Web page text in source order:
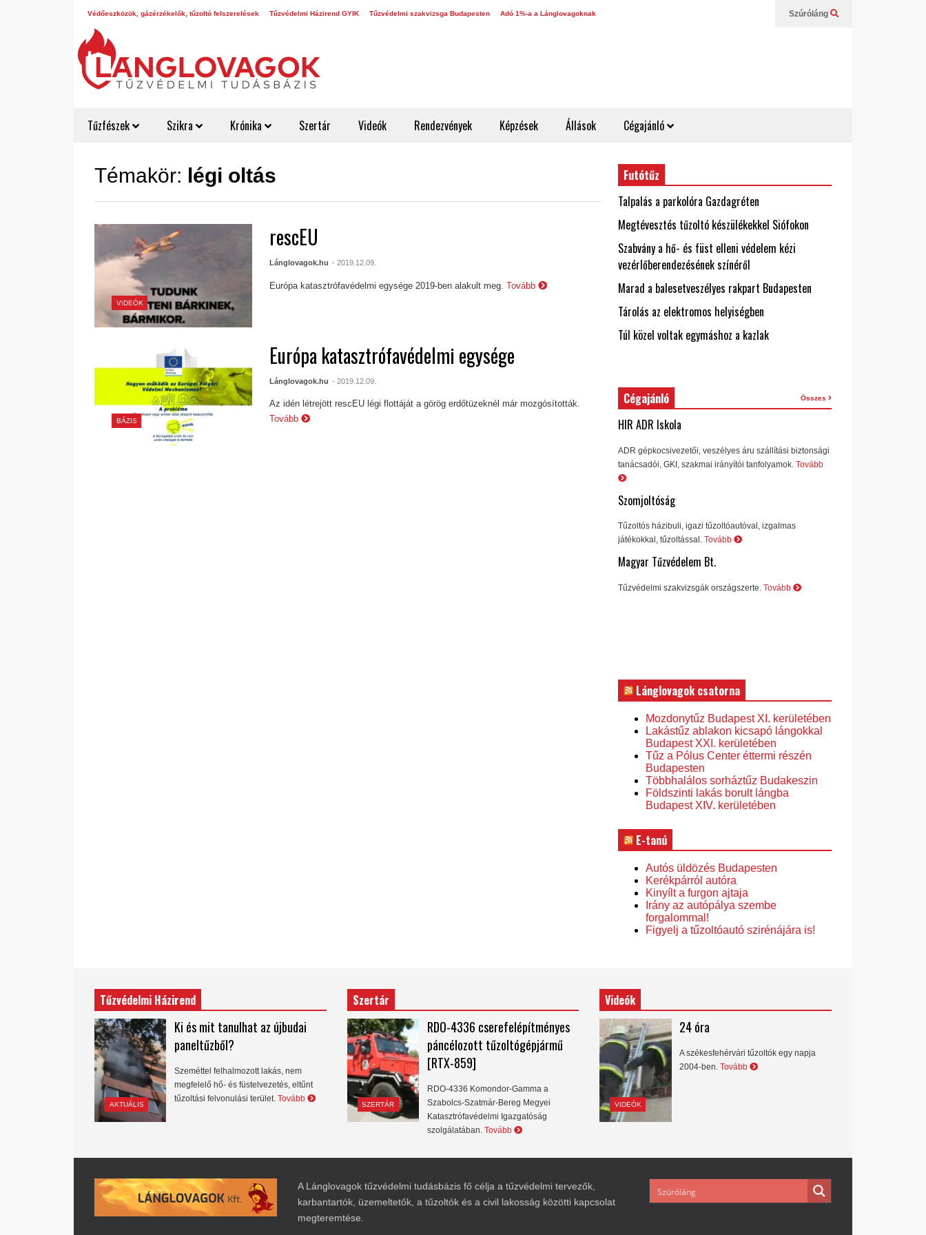
Védőeszközök, gázérzékelők, tűzoltó felszerelések Tűzvédelmi Házirend GYIK Tűzvédelmi szakvizsga Budapesten Adó 1%-a a Lánglovagoknak Szúróláng
Tűzfészek Szikra Krónika Szertár Videók Rendezvények Képzések Állások Cégajánló
Témakör: légi oltás
VIDEÓK
rescEU
Lánglovagok.hu - 2019.12.09.
Európa katasztrófavédelmi egysége 2019-ben alakult meg. Tovább
BÁZIS
Európa katasztrófavédelmi egysége
Lánglovagok.hu - 2019.12.09.
Az idén létrejött rescEU légi flottáját a görög erdőtüzeknél már mozgósították.
Tovább
Futótűz
Talpalás a parkolóra Gazdagréten
Megtévesztés tűzoltó készülékekkel Siófokon
Szabvány a hő- és füst elleni védelem kézi
vezérlőberendezésének színéről
Marad a balesetveszélyes rakpart Budapesten
Tárolás az elektromos helyiségben
Túl közel voltak egymáshoz a kazlak
Cégajánló Összes
HIR ADR Iskola
ADR gépkocsivezetői, veszélyes áru szállítási biztonsági
tanácsadói, GKI, szakmai irányítói tanfolyamok. Tovább
Szomjoltóság
Tűzoltós házibuli, igazi tűzoltóautóval, izgalmas
játékokkal, tűzoltással. Tovább
Magyar Tűzvédelem Bt.
Tűzvédelmi szakvizsgák országszerte. Tovább
Lánglovagok csatorna
Mozdonytűz Budapest XI. kerületében
Lakástűz ablakon kicsapó lángokkal
Budapest XXI. kerületében
Tűz a Pólus Center éttermi részén
Budapesten
Többhalálos sorháztűz Budakeszin
Földszinti lakás borult lángba
Budapest XIV. kerületében
E-tanú
Autós üldözés Budapesten
Kerékpárról autóra
Kinyílt a furgon ajtaja
Irány az autópálya szembe
forgalommal!
Figyelj a tűzoltóautó szirénájára is!
Tűzvédelmi Házirend
AKTUÁLIS
Ki és mit tanulhat az újbudai
paneltűzből?
Szeméttel felhalmozott lakás, nem
megfelelő hő- és füstelvezetés, eltűnt
tűzoltási felvonulási terület. Tovább
Szertár
SZERTÁR
RDO-4336 cserefelépítményes
páncélozott tűzoltógépjármű
[RTX-859]
RDO-4336 Komondor-Gamma a
Szabolcs-Szatmár-Bereg Megyei
Katasztrófavédelmi Igazgatóság
szolgálatában. Tovább
Videók
VIDEÓK
24 óra
A székesfehérvári tűzoltók egy napja
2004-ben. Tovább
A Lánglovagok tűzvédelmi tudásbázis fő célja a tűzvédelmi tervezők,
karbantartók, üzemeltetők, a tűzoltók és a civil lakosság közötti kapcsolat
megteremtése.